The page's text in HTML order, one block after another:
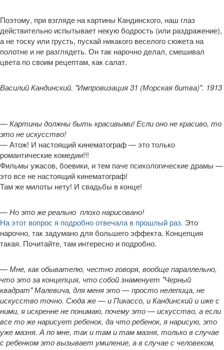
Поэтому, при взгляде на картины Кандинского, наш глаз
действительно испытывает некую бодрость (или раздражение),
а не тоску или грусть, пускай никакого веселого сюжета на
полотне и не разглядеть. Он так нарочно делал, смешивал
цвета по своим рецептам, как салат.
Василий Кандинский. "Импровизация 31 (Морская битва)". 1913
— Картины должны быть красивыми! Если оно не красиво, то
это не искусство!
— Атож! И настоящий кинематограф — это только
романтические комедии!!!
Фильмы ужасов, боевики, и тем паче психологические драмы —
это все не настоящий кинематограф!
Там же милоты нету! И свадьбы в конце!
—Но это же реально плохо нарисовано!
На этот вопрос я подробно отвечала в прошлый раз. Это
нарочно, так задумано для большего эффекта. Концепция
такая. Почитайте, там интересно и подробно.
—Мне, как обывателю, честно говоря, вообще параллельно,
что это за концепция, что собой знаменует "Черный
квадрат" Малевича, для меня это—просто нелепица, не
искусство точно. Сюда же—и Пикассо, и Кандинский и иже с
ними, я искренне не понимаю, почему это—искусство, а если
все то же нарисует ребенок, да что ребенок, я нарисую, это
уже мазня. А по мне, так и там и там мазня, только в случае
с ребенком это вызывает умиление, а в случае с человеком,